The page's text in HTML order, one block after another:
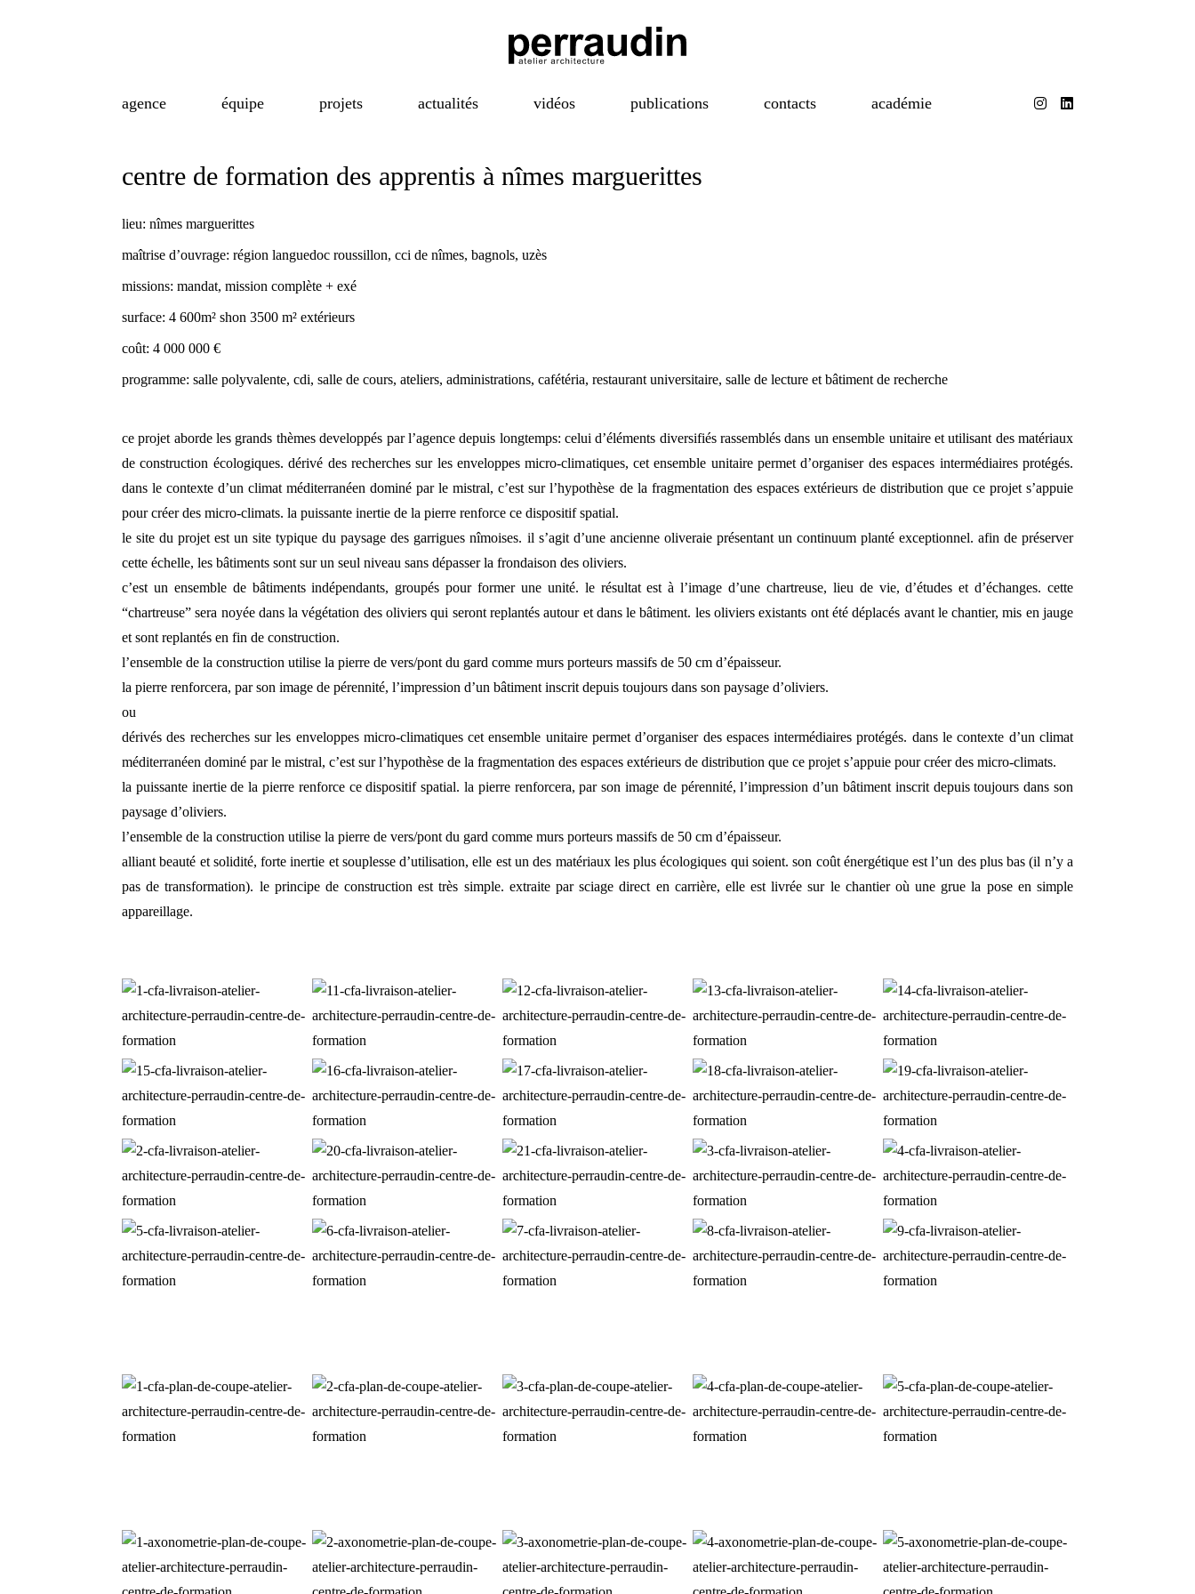
agence équipe projets actualités vidéos publications contacts académie
centre de formation des apprentis à nîmes marguerittes
lieu: nîmes marguerittes
maîtrise d’ouvrage: région languedoc roussillon, cci de nîmes, bagnols, uzès
missions: mandat, mission complète + exé
surface: 4 600m² shon 3500 m² extérieurs
coût: 4 000 000 €
programme: salle polyvalente, cdi, salle de cours, ateliers, administrations, cafétéria, restaurant universitaire, salle de lecture et bâtiment de recherche
ce projet aborde les grands thèmes developpés par l’agence depuis longtemps: celui d’éléments diversifiés rassemblés dans un ensemble unitaire et utilisant des matériaux
de construction écologiques. dérivé des recherches sur les enveloppes micro-climatiques, cet ensemble unitaire permet d’organiser des espaces intermédiaires protégés.
dans le contexte d’un climat méditerranéen dominé par le mistral, c’est sur l’hypothèse de la fragmentation des espaces extérieurs de distribution que ce projet s’appuie
pour créer des micro-climats. la puissante inertie de la pierre renforce ce dispositif spatial.
le site du projet est un site typique du paysage des garrigues nîmoises. il s’agit d’une ancienne oliveraie présentant un continuum planté exceptionnel. afin de préserver
cette échelle, les bâtiments sont sur un seul niveau sans dépasser la frondaison des oliviers.
c’est un ensemble de bâtiments indépendants, groupés pour former une unité. le résultat est à l’image d’une chartreuse, lieu de vie, d’études et d’échanges. cette
“chartreuse” sera noyée dans la végétation des oliviers qui seront replantés autour et dans le bâtiment. les oliviers existants ont été déplacés avant le chantier, mis en jauge
et sont replantés en fin de construction.
l’ensemble de la construction utilise la pierre de vers/pont du gard comme murs porteurs massifs de 50 cm d’épaisseur.
la pierre renforcera, par son image de pérennité, l’impression d’un bâtiment inscrit depuis toujours dans son paysage d’oliviers.
ou
dérivés des recherches sur les enveloppes micro-climatiques cet ensemble unitaire permet d’organiser des espaces intermédiaires protégés. dans le contexte d’un climat
méditerranéen dominé par le mistral, c’est sur l’hypothèse de la fragmentation des espaces extérieurs de distribution que ce projet s’appuie pour créer des micro-climats.
la puissante inertie de la pierre renforce ce dispositif spatial. la pierre renforcera, par son image de pérennité, l’impression d’un bâtiment inscrit depuis toujours dans son
paysage d’oliviers.
l’ensemble de la construction utilise la pierre de vers/pont du gard comme murs porteurs massifs de 50 cm d’épaisseur.
alliant beauté et solidité, forte inertie et souplesse d’utilisation, elle est un des matériaux les plus écologiques qui soient. son coût énergétique est l’un des plus bas (il n’y a
pas de transformation). le principe de construction est très simple. extraite par sciage direct en carrière, elle est livrée sur le chantier où une grue la pose en simple
appareillage.